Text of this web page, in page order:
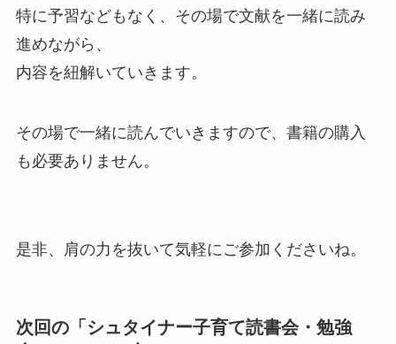
特に予習などもなく、その場で文献を一緒に読み
進めながら、
内容を紐解いていきます。
その場で一緒に読んでいきますので、書籍の購入
も必要ありません。
是非、肩の力を抜いて気軽にご参加くださいね。
次回の「シュタイナー子育て読書会・勉強